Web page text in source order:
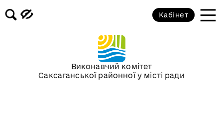
Виконавчий комітет
Саксаганської районної у місті ради
Кабінет
Засідання за 2015 рік
Засідання за 2014 рік
Засідання за 2013 рік